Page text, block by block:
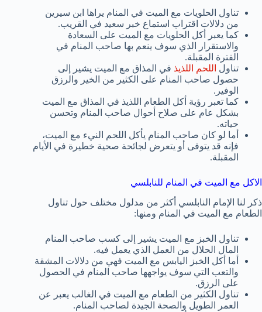
تناول الحلويات مع الميت في المنام يراها ابن سيرين
من دلالات اقتراب استماع خبر سعيد في القريب.
كما يعبر أكل الحلويات مع الميت على السعادة
والاستقرار الذي سوف ينعم بها صاحب المنام في
الفترة المقبلة.
تناول اللحم اللذيذ في المذاق مع الميت يشير إلى
حصول صاحب المنام على الكثير من الخير والرزق
الوفير.
كما تعبر رؤية أكل الطعام اللذيذ في المذاق مع الميت
بشكل عام على صلاح أحوال صاحب المنام وتحسن
حياته.
أما لو كان صاحب المنام يأكل اللحم النيء مع الميت،
فإنه قد يتوفى أو يتعرض لجائحة صحية خطيرة في الأيام
المقبلة.
الاكل مع الميت في المنام للنابلسي
ذكر لنا الإمام النابلسي أكثر من مدلول مختلف حول تناول
الطعام مع الميت في المنام ومنها:
تناول الخبز مع الميت يشير إلى كسب صاحب المنام
المال الحلال من العمل الذي يعمل فيه.
أما أكل الخبز اليابس مع الميت فهي من دلالات المشقة
والتعب التي سوف يواجهها صاحب المنام في الحصول
على الرزق.
تناول الكثير من الطعام مع الميت في الغالب يعبر عن
العمر الطويل والصحة الجيدة لصاحب المنام.